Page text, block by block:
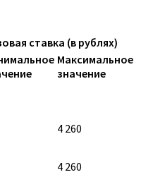
ставка (в рублях)
Максимальное
значение
4 260
4 260